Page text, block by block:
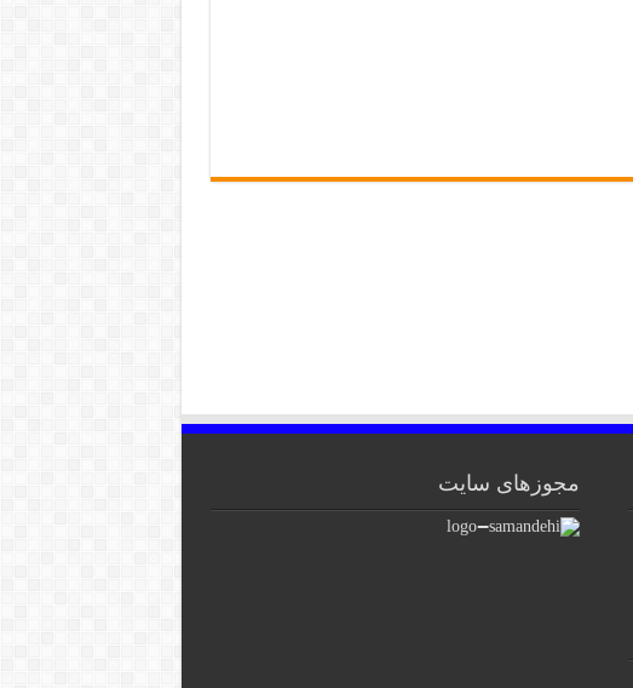
مجوزهای سایت